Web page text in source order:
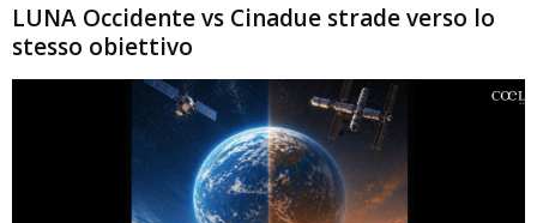
LUNA Occidente vs Cinadue strade verso lo
stesso obiettivo